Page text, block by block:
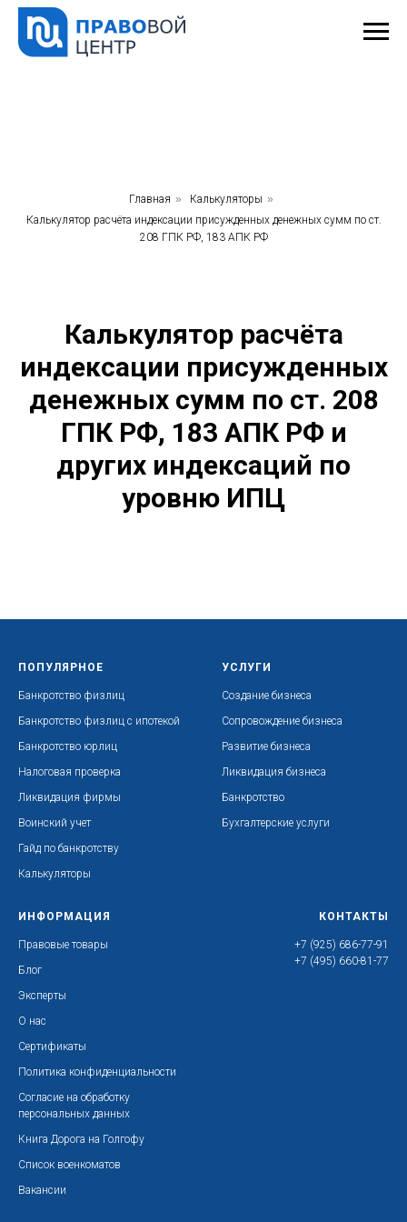
Главная » Калькуляторы »
Калькулятор расчёта индексации присужденных денежных сумм по ст.
208 ГПК РФ, 183 АПК РФ
Калькулятор расчёта
индексации присужденных
денежных сумм по ст. 208
ГПК РФ, 183 АПК РФ и
других индексаций по
уровню ИПЦ
ПОПУЛЯРНОЕ
Банкротство физлиц
Банкротство физлиц с ипотекой
Банкротство юрлиц
Налоговая проверка
Ликвидация фирмы
Воинский учет
Гайд по банкротству
Калькуляторы
УСЛУГИ
Создание бизнеса
Сопровождение бизнеса
Развитие бизнеса
Ликвидация бизнеса
Банкротство
Бухгалтерские услуги
ИНФОРМАЦИЯ
Правовые товары
Блог
Эксперты
О нас
Сертификаты
Политика конфиденциальности
Согласие на обработку
персональных данных
Книга Дорога на Голгофу
Список военкоматов
Вакансии
КОНТАКТЫ
+7 (925) 686-77-91
+7 (495) 660-81-77